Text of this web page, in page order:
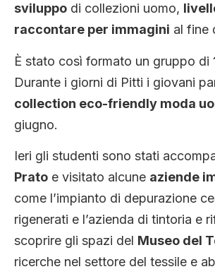
sviluppo di collezioni uomo,
raccontare per immagini al fine
È stato così formato un gruppo di
Durante i giorni di Pitti i giovani
collection eco-friendly moda
giugno.
Ieri gli studenti sono stati
Prato e visitato alcune aziende
come l’impianto di depurazione
rigenerati e l’azienda di tintoria e
scoprire gli spazi del Museo del
ricerche nel settore del tessile e